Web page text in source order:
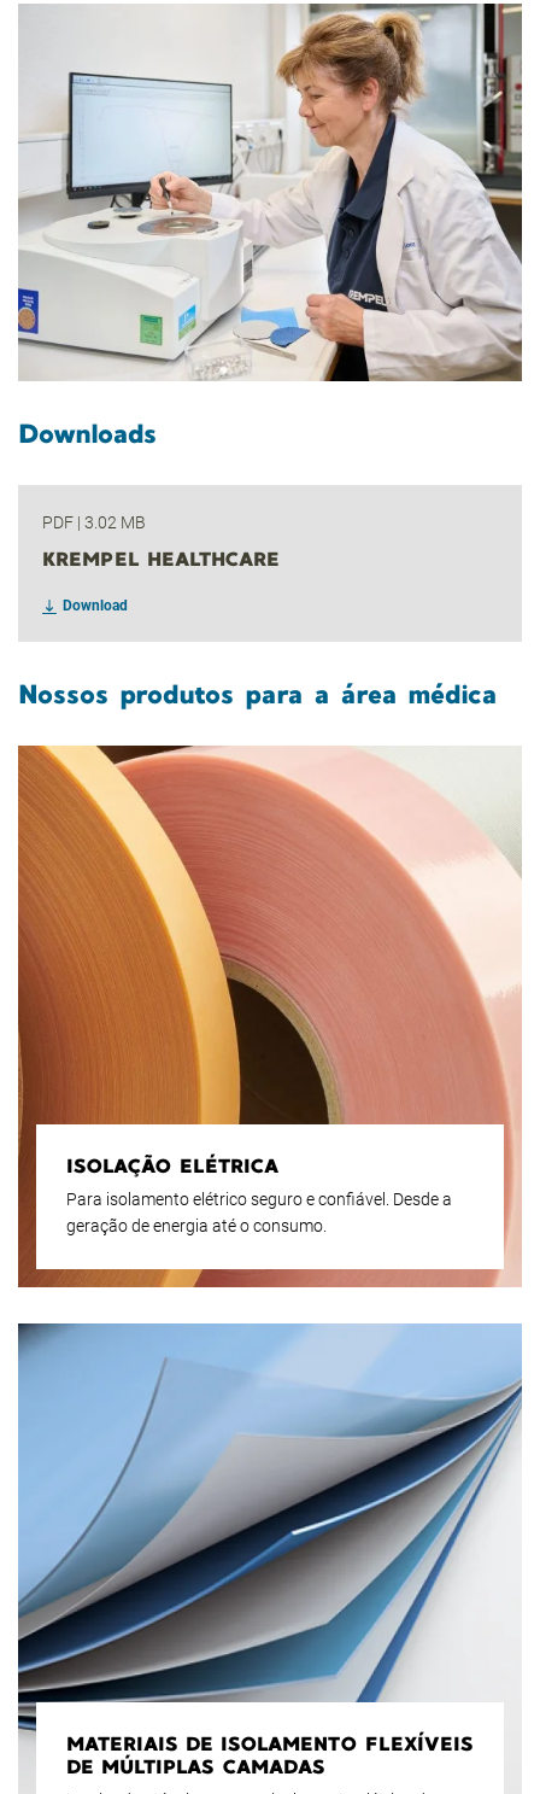
Downloads
PDF | 3.02 MB
KREMPEL HEALTHCARE
Download
Nossos produtos para a área médica
ISOLAÇÃO ELÉTRICA
Para isolamento elétrico seguro e confiável. Desde a
geração de energia até o consumo.
MATERIAIS DE ISOLAMENTO FLEXÍVEIS
DE MÚLTIPLAS CAMADAS